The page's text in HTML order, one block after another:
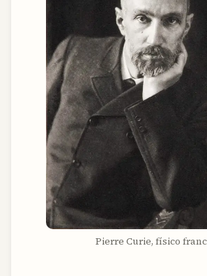
Pierre Curie, físico